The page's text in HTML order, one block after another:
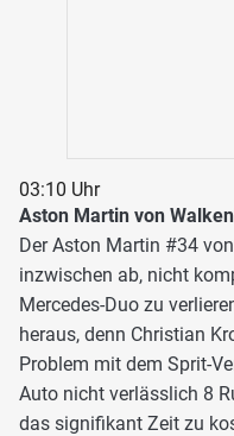
03:10 Uhr
Aston Martin von
Der Aston Martin #34
inzwischen ab, nicht
Mercedes-Duo zu
heraus, denn Christian
Problem mit dem Sprit-
Auto nicht verlässlich 8
das signifikant Zeit zu